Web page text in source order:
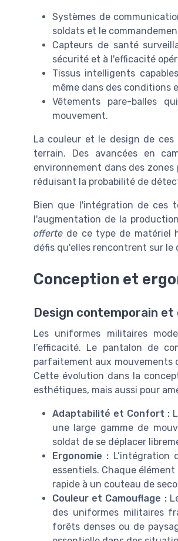
Systèmes de
soldats et le
Capteurs de santé
sécurité et à l'efficacité
Tissus intelligents
même dans des conditions
Vêtements pare-balles
mouvement.
La couleur et le design de
terrain. Des avancées en
environnement dans des
réduisant la probabilité de
Bien que l'intégration de ces
l'augmentation de la
offerte de ce type de matériel
défis qu'elles rencontrent sur le
Conception et
Design contemporain
Les uniformes militaires
l’efficacité. Le pantalon de
parfaitement aux mouvements
Cette évolution dans la
esthétiques, mais aussi pour
Adaptabilité et Confort :
une large gamme de
soldat de se déplacer
Ergonomie : L’intégration
essentiels. Chaque
rapide à un couteau de
Couleur et Camouflage :
des uniformes militaires
forêts denses ou de